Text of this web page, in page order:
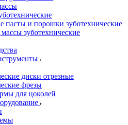
пасты и порошки зуботехнические
зуботехнические
диски отрезные
фрезы
для цоколей